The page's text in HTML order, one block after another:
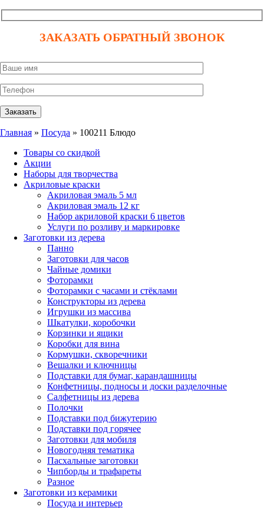
ЗАКАЗАТЬ ОБРАТНЫЙ ЗВОНОК
Главная » Посуда » 100211 Блюдо
Товары со скидкой
Акции
Наборы для творчества
Акриловые краски
Акриловая эмаль 5 мл
Акриловая эмаль 12 кг
Набор акриловой краски 6 цветов
Услуги по розливу и маркировке
Заготовки из дерева
Панно
Заготовки для часов
Чайные домики
Фоторамки
Фоторамки с часами и стёклами
Конструкторы из дерева
Игрушки из массива
Шкатулки, коробочки
Корзинки и ящики
Коробки для вина
Кормушки, скворечники
Вешалки и ключницы
Подставки для бумаг, карандашницы
Конфетницы, подносы и доски разделочные
Салфетницы из дерева
Полочки
Подставки под бижутерию
Подставки под горячее
Заготовки для мобиля
Новогодняя тематика
Пасхальные заготовки
Чипборды и трафареты
Разное
Заготовки из керамики
Посуда и интерьер